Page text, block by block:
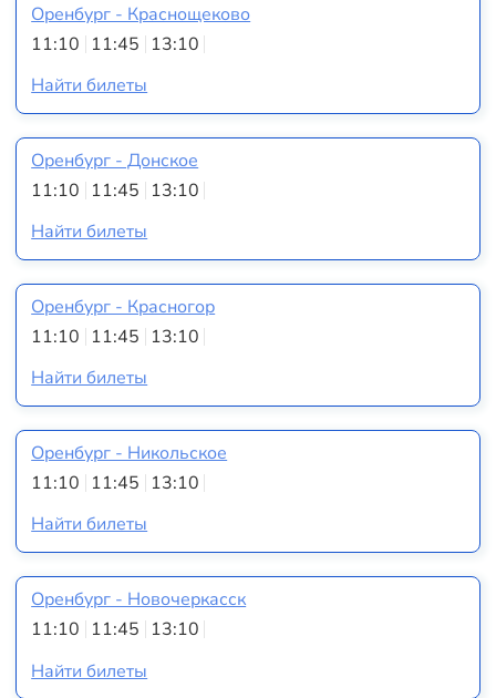
Оренбург - Краснощеково
11:10 11:45 13:10
Найти билеты
Оренбург - Донское
11:10 11:45 13:10
Найти билеты
Оренбург - Красногор
11:10 11:45 13:10
Найти билеты
Оренбург - Никольское
11:10 11:45 13:10
Найти билеты
Оренбург - Новочеркасск
11:10 11:45 13:10
Найти билеты